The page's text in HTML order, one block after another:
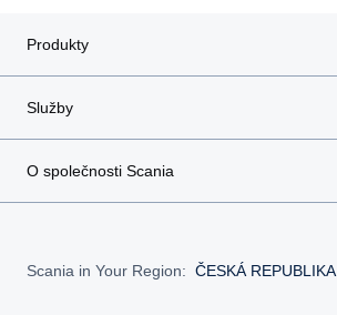
Produkty
Služby
O společnosti Scania
Scania in Your Region: ČESKÁ REPUBLIKA